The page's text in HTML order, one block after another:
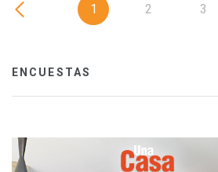
1 2 3
ENCUESTAS